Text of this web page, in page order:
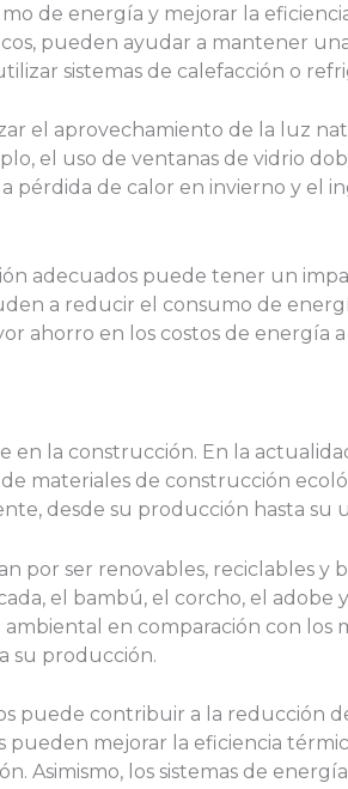
de energía y mejorar la
pueden ayudar a mantener
sistemas de calefacción o
el aprovechamiento de la luz
el uso de ventanas de vidrio
pérdida de calor en invierno y el
adecuados puede tener un
a reducir el consumo de
ahorro en los costos de energía
en la construcción. En la
materiales de construcción
desde su producción hasta su
por ser renovables, reciclables y
el bambú, el corcho, el adobe
en comparación con los
su producción.
puede contribuir a la reducción
mejorar la eficiencia
Asimismo, los sistemas de